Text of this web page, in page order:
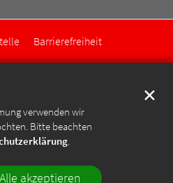
verwenden wir
Bitte beachten
.
Alle akzeptieren
✕
Barrierefreiheit